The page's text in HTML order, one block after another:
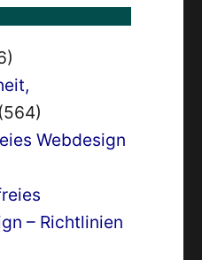
(564)
Webdesign
– Richtlinien